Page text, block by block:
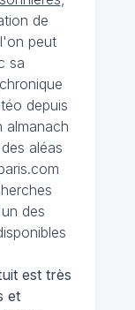
de
peut
sa
chronique
depuis
almanach
aléas
des
est très
et